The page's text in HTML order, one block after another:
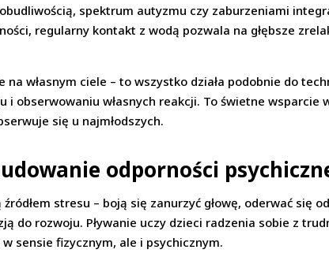
spektrum autyzmu czy zaburzeniami
regularny kontakt z wodą pozwala na głębsze
własnym ciele – to wszystko działa podobnie do
i obserwowaniu własnych reakcji. To świetne
się u najmłodszych.
odporności
stresu – boją się zanurzyć głowę, oderwać się
do rozwoju. Pływanie uczy dzieci radzenia sobie z
sensie fizycznym, ale i psychicznym.